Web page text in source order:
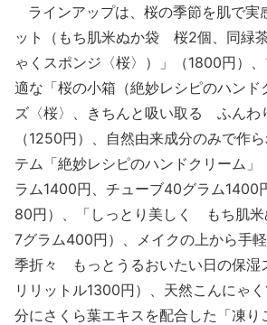
ラインアップは、桜の季節を肌で実
ット（もち肌米ぬか袋 桜2個、同緑
ゃくスポンジ〈桜〉）」（1800円）
適な「桜の小箱（絶妙レシピのハン
ズ〈桜〉、きちんと吸い取る ふんわ
（1250円）、自然由来成分のみで作
テム「絶妙レシピのハンドクリーム
ラム1400円、チューブ40グラム1400
80円）、「しっとり美しく もち肌米
7グラム400円）、メイクの上から手
季折々 もっとうるおいたい日の保湿
リリットル1300円）、天然こんにゃ
分にさくら葉エキスを配合した「凍り